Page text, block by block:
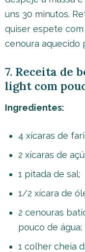
uns 30 minutos.
quiser espete
cenoura aquecido
7. Receita de
light com
Ingredientes:
4 xícaras de
2 xícaras de
1 pitada de sal;
1/2 xícara de
2 cenouras
pouco de água;
1 colher cheia